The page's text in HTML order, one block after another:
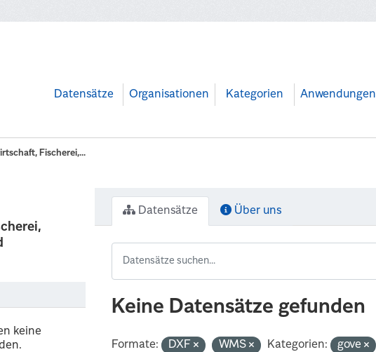
Datensätze Organisationen Kategorien Anwendungen
Fischerei,...
keine
Datensätze Über uns
Keine Datensätze gefunden
Formate: DXF WMS Kategorien: gove